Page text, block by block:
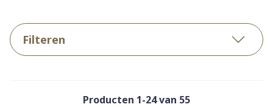
Filteren
Producten 1-24van 55